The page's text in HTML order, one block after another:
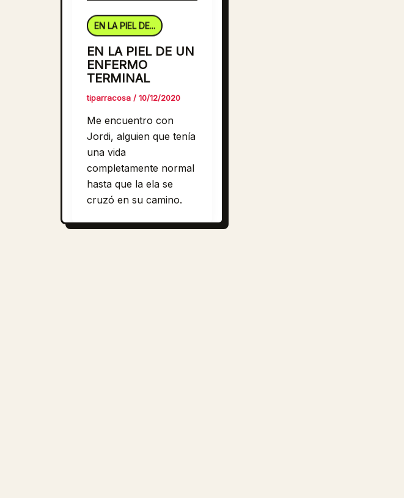
EN LA PIEL DE...
EN LA PIEL DE UN
ENFERMO
TERMINAL
tiparracosa / 10/12/2020
Me encuentro con
Jordi, alguien que tenía
una vida
completamente normal
hasta que la ela se
cruzó en su camino.